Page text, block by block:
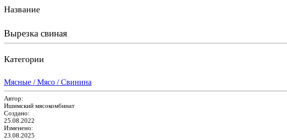
Название
Вырезка свиная
Категории
Мясные / Мясо / Свинина
Автор:
Ишимский мясокомбинат
Создано:
25.08.2022
Изменено:
23.08.2025